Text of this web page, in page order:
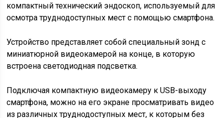
компактный технический эндоскоп, используемый для
осмотра труднодоступных мест с помощью смартфона.
Устройство представляет собой специальный зонд с
миниатюрной видеокамерой на конце, в которую
встроена светодиодная подсветка.
Подключая компактную видеокамеру к USB-выходу
смартфона, можно на его экране просматривать видео
из различных труднодоступных мест, к которым без